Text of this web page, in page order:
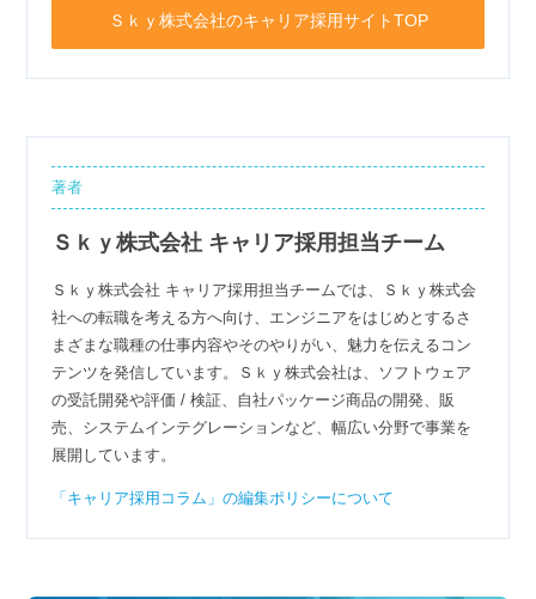
Ｓｋｙ株式会社のキャリア採用サイトTOP
著者
Ｓｋｙ株式会社 キャリア採用担当チーム
Ｓｋｙ株式会社 キャリア採用担当チームでは、Ｓｋｙ株式会
社への転職を考える方へ向け、エンジニアをはじめとするさ
まざまな職種の仕事内容やそのやりがい、魅力を伝えるコン
テンツを発信しています。Ｓｋｙ株式会社は、ソフトウェア
の受託開発や評価 / 検証、自社パッケージ商品の開発、販
売、システムインテグレーションなど、幅広い分野で事業を
展開しています。
「キャリア採用コラム」の編集ポリシーについて